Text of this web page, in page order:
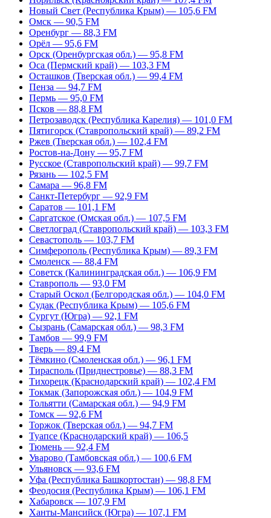
Новый Свет (Республика Крым) — 105,6 FM
Омск — 90,5 FM
Оренбург — 88,3 FM
Орёл — 95,6 FM
Орск (Оренбургская обл.) — 95,8 FM
Оса (Пермский край) — 103,3 FM
Осташков (Тверская обл.) — 99,4 FM
Пенза — 94,7 FM
Пермь — 95,0 FM
Псков — 88,8 FM
Петрозаводск (Республика Карелия) — 101,0 FM
Пятигорск (Ставропольский край) — 89,2 FM
Ржев (Тверская обл.) — 102,4 FM
Ростов-на-Дону — 95,7 FM
Русское (Ставропольский край) — 99,7 FM
Рязань — 102,5 FM
Самара — 96,8 FM
Санкт-Петербург — 92,9 FM
Саратов — 101,1 FM
Саргатское (Омская обл.) — 107,5 FM
Светлоград (Ставропольский край) — 103,3 FM
Севастополь — 103,7 FM
Симферополь (Республика Крым) — 89,3 FM
Смоленск — 88,4 FM
Советск (Калининградская обл.) — 106,9 FM
Ставрополь — 93,0 FM
Старый Оскол (Белгородская обл.) — 104,0 FM
Судак (Республика Крым) — 105,6 FM
Сургут (Югра) — 92,1 FM
Сызрань (Самарская обл.) — 98,3 FM
Тамбов — 99,9 FM
Тверь — 89,4 FM
Тёмкино (Смоленская обл.) — 96,1 FM
Тирасполь (Приднестровье) — 88,3 FM
Тихорецк (Краснодарский край) — 102,4 FM
Токмак (Запорожская обл.) — 104,9 FM
Тольятти (Самарская обл.) — 94,9 FM
Томск — 92,6 FM
Торжок (Тверская обл.) — 94,7 FM
Туапсе (Краснодарский край) — 106,5
Тюмень — 92,4 FM
Уварово (Тамбовская обл.) — 100,6 FM
Ульяновск — 93,6 FM
Уфа (Республика Башкортостан) — 98,8 FM
Феодосия (Республика Крым) — 106,1 FM
Хабаровск — 107,9 FM
Ханты-Мансийск (Югра) — 107,1 FM